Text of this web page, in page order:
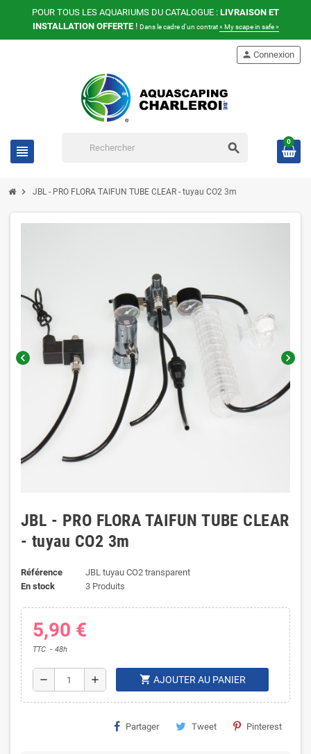
POUR TOUS LES AQUARIUMS DU CATALOGUE : LIVRAISON ET
INSTALLATION OFFERTE! Dans le cadre d'un contrat« My scape in safe »
view_headline search
person Connexion
0
chevron_right JBL - PRO FLORA TAIFUN TUBE CLEAR - tuyau CO2 3m
chevron_left chevron_right
JBL - PRO FLORA TAIFUN TUBE CLEAR
- tuyau CO2 3m
Référence
JBL tuyau CO2 transparent
En stock
3 Produits
5,90 €
TTC 48h
remove add shopping_cart AJOUTER AU PANIER
Partager Tweet Pinterest